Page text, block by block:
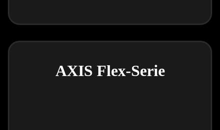
AXIS Flex-Serie